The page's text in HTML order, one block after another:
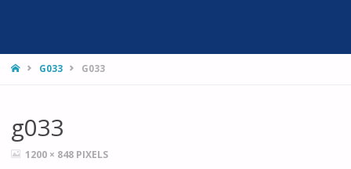
HOMEG033 G033
g033
FULL1200 × 848 PIXELS